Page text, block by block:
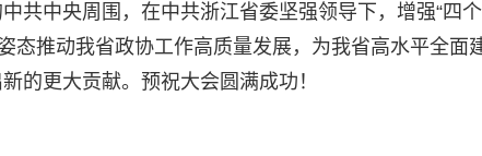
共中央周围，在中共浙江省委坚强领导下，增强“四
态推动我省政协工作高质量发展，为我省高水平全面
的更大贡献。预祝大会圆满成功！